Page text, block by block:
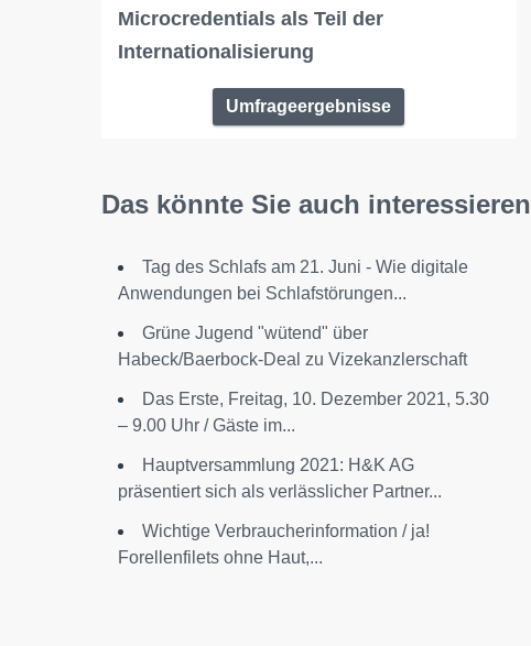
Microcredentials als Teil der
Internationalisierung
Umfrageergebnisse
Das könnte Sie auch interessieren
Tag des Schlafs am 21. Juni - Wie digitale
Anwendungen bei Schlafstörungen...
Grüne Jugend "wütend" über
Habeck/Baerbock-Deal zu Vizekanzlerschaft
Das Erste, Freitag, 10. Dezember 2021, 5.30
– 9.00 Uhr / Gäste im...
Hauptversammlung 2021: H&K AG
präsentiert sich als verlässlicher Partner...
Wichtige Verbraucherinformation / ja!
Forellenfilets ohne Haut,...